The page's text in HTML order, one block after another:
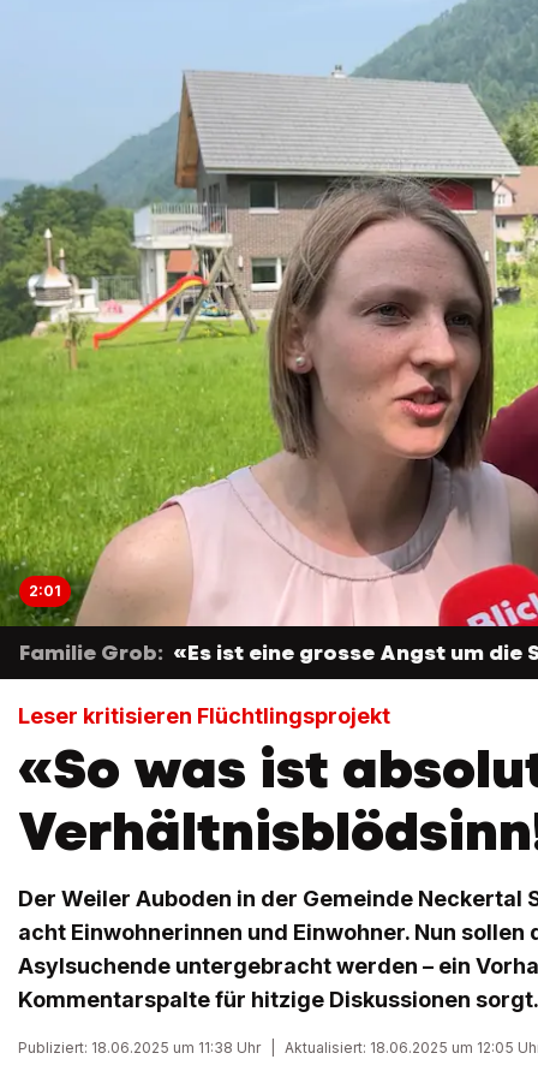
2:01
Familie Grob: «Es ist eine grosse Angst um die
Leser kritisieren Flüchtlingsprojekt
«So was ist
Der Weiler Auboden in der Gemeinde Neckertal
acht Einwohnerinnen und Einwohner. Nun sollen
Asylsuchende untergebracht werden – ein
Kommentarspalte für hitzige Diskussionen sorgt.
Publiziert: 18.06.2025 um 11:38 Uhr Aktualisiert: 18.06.2025 um 12:05